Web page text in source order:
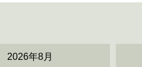
2026年8月